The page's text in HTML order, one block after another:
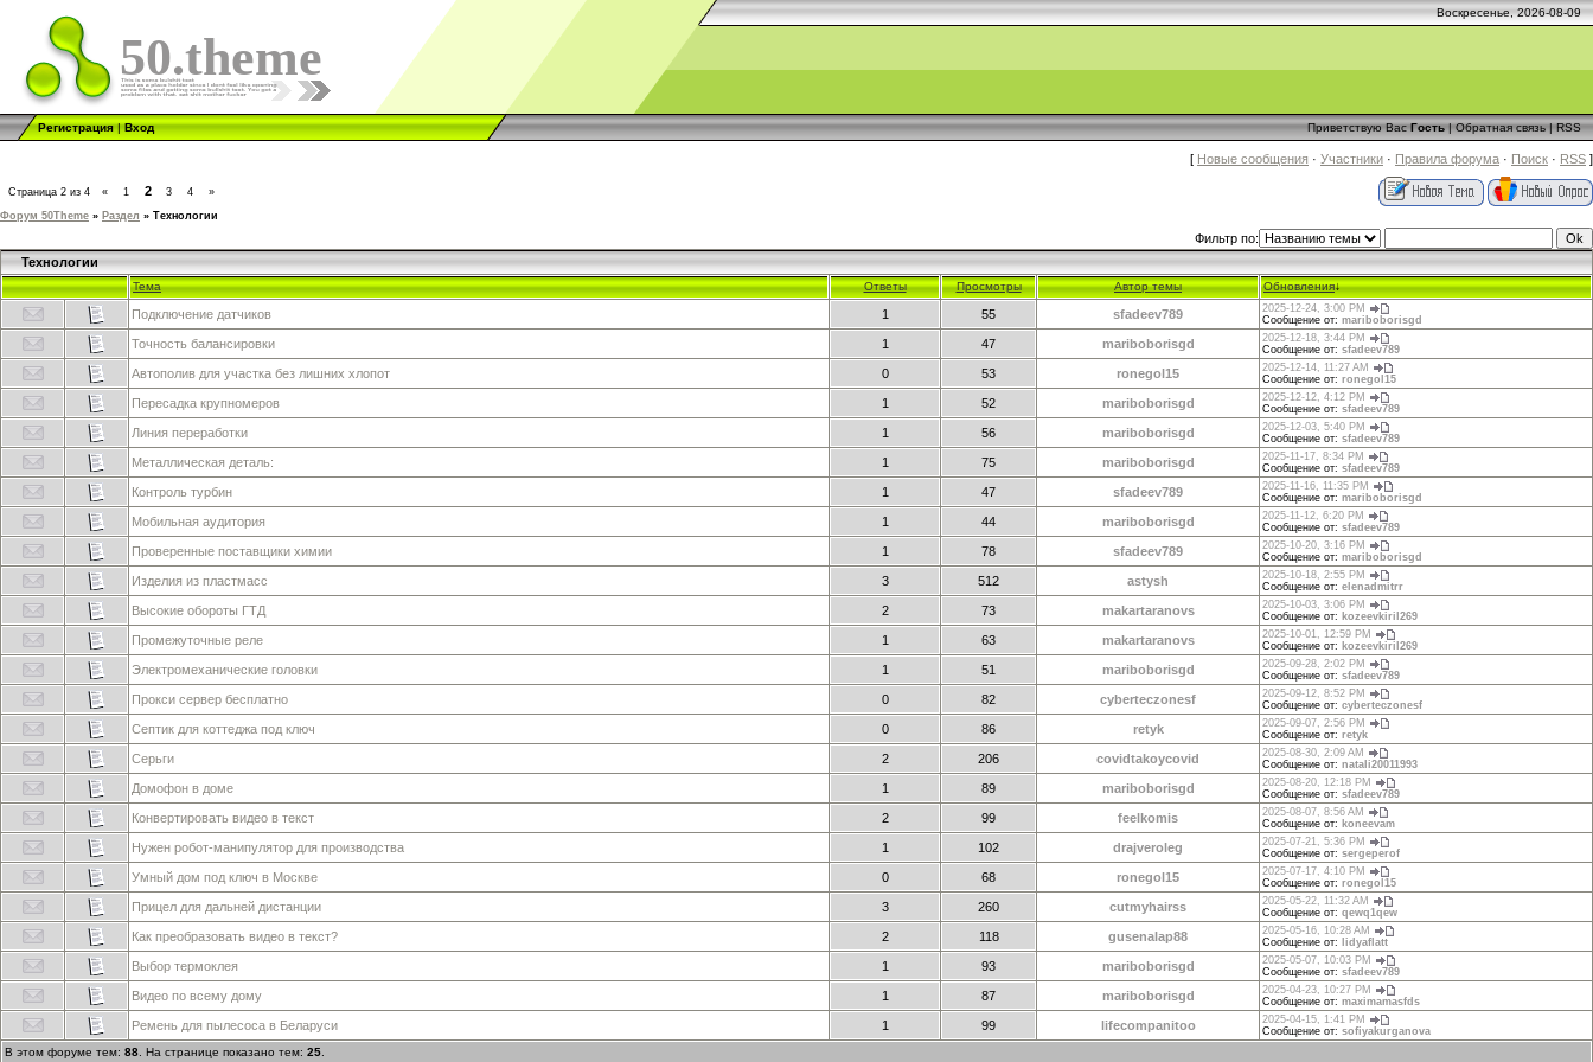
Воскресенье, 2026-08-09
50.theme
Регистрация|Вход Приветствую Вас Гость|Обратная связь|RSS
[ Новые сообщения · Участники · Правила форума · Поиск · RSS ]
Страница 2 из 4 « 1 2 3 4
»
Форум 50Theme » Раздел » Технологии
Фильтр по:
Технологии
Тема Ответы Просмотры Автор темы Обновления↓
Подключение датчиков 1 55 sfadeev789
2025-12-24, 3:00 PM
Сообщение от: mariboborisgd
Точность балансировки 1 47 mariboborisgd
2025-12-18, 3:44 PM
Сообщение от: sfadeev789
Автополив для участка без лишних хлопот 0 53 ronegol15
2025-12-14, 11:27 AM
Сообщение от: ronegol15
Пересадка крупномеров 1 52 mariboborisgd
2025-12-12, 4:12 PM
Сообщение от: sfadeev789
Линия переработки 1 56 mariboborisgd
2025-12-03, 5:40 PM
Сообщение от: sfadeev789
Металлическая деталь: 1 75 mariboborisgd
2025-11-17, 8:34 PM
Сообщение от: sfadeev789
Контроль турбин 1 47 sfadeev789
2025-11-16, 11:35 PM
Сообщение от: mariboborisgd
Мобильная аудитория 1 44 mariboborisgd
2025-11-12, 6:20 PM
Сообщение от: sfadeev789
Проверенные поставщики химии 1 78 sfadeev789
2025-10-20, 3:16 PM
Сообщение от: mariboborisgd
Изделия из пластмасс 3 512 astysh
2025-10-18, 2:55 PM
Сообщение от: elenadmitrr
Высокие обороты ГТД 2 73 makartaranovs
2025-10-03, 3:06 PM
Сообщение от: kozeevkiril269
Промежуточные реле 1 63 makartaranovs
2025-10-01, 12:59 PM
Сообщение от: kozeevkiril269
Электромеханические головки 1 51 mariboborisgd
2025-09-28, 2:02 PM
Сообщение от: sfadeev789
Прокси сервер бесплатно 0 82 cyberteczonesf
2025-09-12, 8:52 PM
Сообщение от: cyberteczonesf
Септик для коттеджа под ключ 0 86 retyk
2025-09-07, 2:56 PM
Сообщение от: retyk
Серьги 2 206 covidtakoycovid
2025-08-30, 2:09 AM
Сообщение от: natali20011993
Домофон в доме 1 89 mariboborisgd
2025-08-20, 12:18 PM
Сообщение от: sfadeev789
Конвертировать видео в текст 2 99 feelkomis
2025-08-07, 8:56 AM
Сообщение от: koneevam
Нужен робот-манипулятор для производства 1 102 drajveroleg
2025-07-21, 5:36 PM
Сообщение от: sergeperof
Умный дом под ключ в Москве 0 68 ronegol15
2025-07-17, 4:10 PM
Сообщение от: ronegol15
Прицел для дальней дистанции 3 260 cutmyhairss
2025-05-22, 11:32 AM
Сообщение от: qewq1qew
Как преобразовать видео в текст? 2 118 gusenalap88
2025-05-16, 10:28 AM
Сообщение от:
lidyaflatt
Выбор термоклея 1 93 mariboborisgd
2025-05-07, 10:03 PM
Сообщение от: sfadeev789
Видео по всему дому 1 87 mariboborisgd
2025-04-23, 10:27 PM
Сообщение от: maximamasfds
Ремень для пылесоса в Беларуси 1 99 lifecompanitoo
2025-04-15, 1:41 PM
Сообщение от: sofiyakurganova
В этом форуме тем: 88 . На странице показано тем: 25